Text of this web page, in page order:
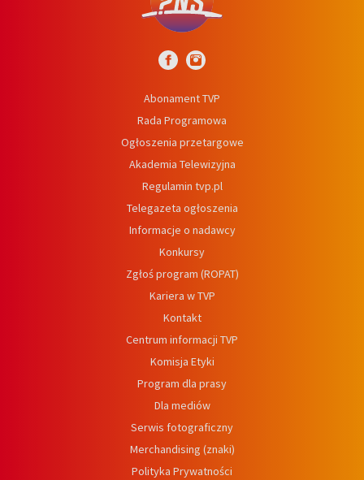
Abonament TVP
Rada Programowa
Ogłoszenia przetargowe
Akademia Telewizyjna
Regulamin tvp.pl
Telegazeta ogłoszenia
Informacje o nadawcy
Konkursy
Zgłoś program (ROPAT)
Kariera w TVP
Kontakt
Centrum informacji TVP
Komisja Etyki
Program dla prasy
Dla mediów
Serwis fotograficzny
Merchandising (znaki)
Polityka Prywatności